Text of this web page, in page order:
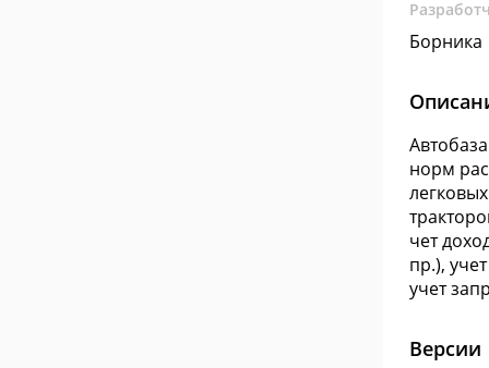
Борника
норм
чет
пр.),
учет
Версии